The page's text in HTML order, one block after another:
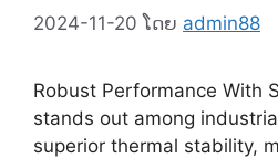
2024-11-20 ໂດຍ admin88
Robust Performance With
stands out among
superior thermal stability,